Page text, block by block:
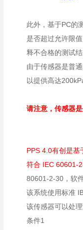
此外，基于PC的
是否超过允许限
释不合格的测试结
由于传感器是普
以提供高达
请注意，传感器
PPS 4.0有创是基
符合 IEC 60601-
80601-2-30，软
该系统使用标准
该传感器可以处理
条件1